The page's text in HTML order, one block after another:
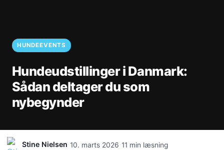
HUNDEEVENTS
Hundeudstillinger i Danmark:
Sådan deltager du som
nybegynder
Stine Nielsen 10. marts 2026 11 min læsning